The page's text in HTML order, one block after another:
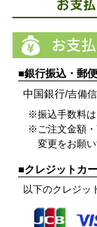
■銀行振込・郵
中国銀行/吉備
※振込手数料は
※ご注文金額
変更をお願
■クレジットカ
以下のクレジッ